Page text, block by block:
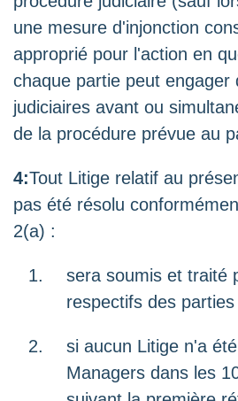
une mesure d'injonction
approprié pour l'action en
chaque partie peut engager
judiciaires avant ou
de la procédure prévue au
4:Tout Litige relatif au
pas été résolu
2(a) :
sera soumis et traité
respectifs des parties
si aucun Litige n'a
Managers dans les